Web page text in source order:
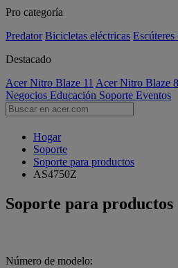
Pro categoría
Predator Bicicletas eléctricas
Destacado
Acer Nitro Blaze 11 Acer Nitro Blaze 8
Negocios Educación Soporte Eventos
Hogar
Soporte
Soporte para productos
AS4750Z
Soporte para productos
Número de modelo: